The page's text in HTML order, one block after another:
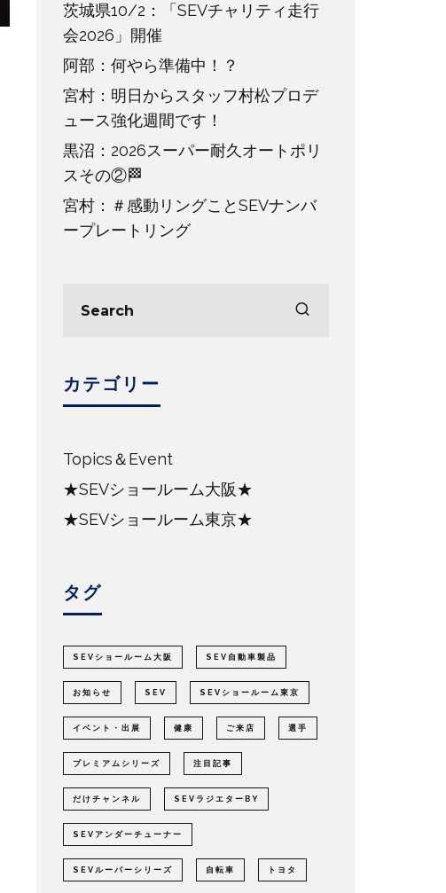
茨城県10/2：「SEVチャリティ走行
会2026」開催
阿部：何やら準備中！？
宮村：明日からスタッフ村松プロデ
ュース強化週間です！
黒沼：2026スーパー耐久オートポリ
スその②🏁
宮村：＃感動リングことSEVナンバ
ープレートリング
カテゴリー
Topics＆Event
★SEVショールーム大阪★
★SEVショールーム東京★
タグ
SEVショールーム大阪 SEV自動車製品
お知らせ SEV SEVショールーム東京
イベント・出展 健康 ご来店 選手
プレミアムシリーズ 注目記事
だけチャンネル SEVラジエターBY
SEVアンダーチューナー
SEVルーパーシリーズ 自転車 トヨタ